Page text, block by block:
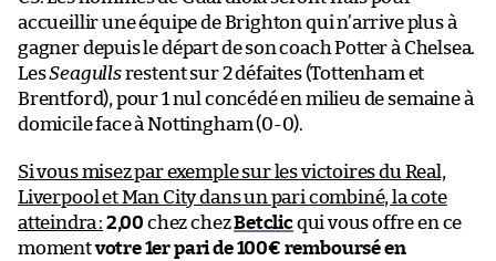
accueillir une équipe de Brighton qui n’arrive plus à
gagner depuis le départ de son coach Potter à Chelsea.
LesSeagullsrestent sur 2 défaites (Tottenham et
Brentford), pour 1 nul concédé en milieu de semaine à
domicile face à Nottingham (0-0).
Si vous misez par exemple sur les victoires du Real,
Liverpool et Man City dans un pari combiné, la cote
atteindra : 2,00 chez chezBetclicqui vous offre en ce
momentvotre 1er pari de 100€ remboursé en